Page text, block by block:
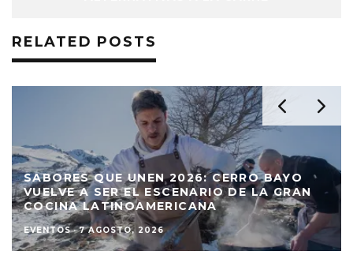
RELATED POSTS
SABORES QUE UNEN 2026: CERRO BAYO
VUELVE A SER EL ESCENARIO DE LA GRAN
COCINA LATINOAMERICANA
EVENTOS · 7 AGOSTO, 2026